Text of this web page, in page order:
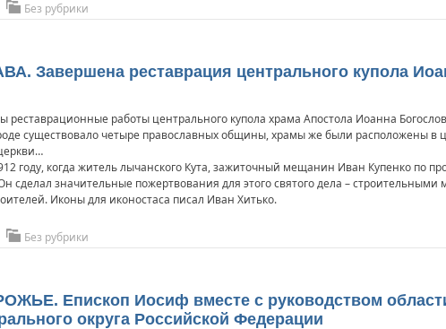
Без рубрики
Завершена реставрация центрального купола
реставрационные работы центрального купола храма Апостола Иоанна
существовало четыре православных общины, храмы же были расположены в
году, когда житель лычанского Кута, зажиточный мещанин Иван Купенко по
сделал значительные пожертвования для этого святого дела –
Иконы для иконостаса писал Иван Хитько.
Без рубрики
Епископ Иосиф вместе с руководством
округа Российской Федерации